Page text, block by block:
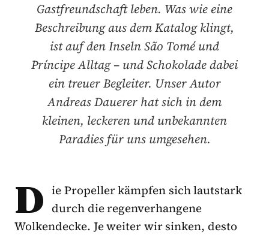
Gastfreundschaft leben. Was wie eine
Beschreibung aus dem Katalog klingt,
ist auf den Inseln São Tomé und
Príncipe Alltag – und Schokolade dabei
ein treuer Begleiter. Unser Autor
Andreas Dauerer hat sich in dem
kleinen, leckeren und unbekannten
Paradies für uns umgesehen.
D ie Propeller kämpfen sich lautstark
durch die regenverhangene
Wolkendecke. Je weiter wir sinken, desto